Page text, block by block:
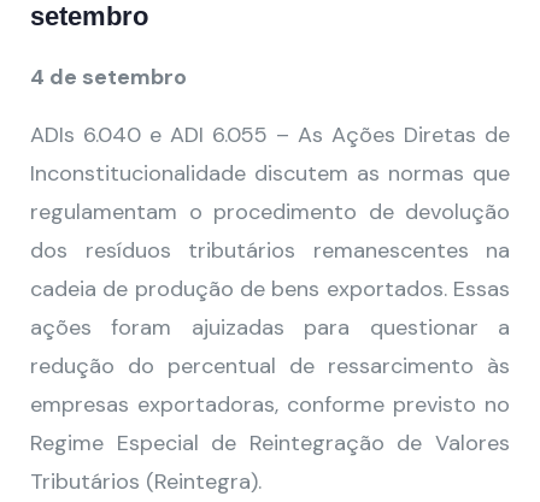
setembro
4 de setembro
ADIs 6.040 e ADI 6.055 – As Ações Diretas de
Inconstitucionalidade discutem as normas que
regulamentam o procedimento de devolução
dos resíduos tributários remanescentes na
cadeia de produção de bens exportados. Essas
ações foram ajuizadas para questionar a
redução do percentual de ressarcimento às
empresas exportadoras, conforme previsto no
Regime Especial de Reintegração de Valores
Tributários (Reintegra).